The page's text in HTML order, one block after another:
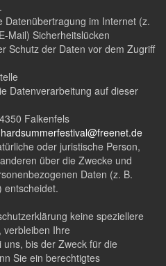
Datenübertragung im Internet (z.
Mail) Sicherheitslücken
Schutz der Daten vor dem Zugriff
Datenverarbeitung auf dieser
Falkenfels
hardsummerfestival@freenet.de
oder juristische Person,
über die Zwecke und
Daten (z. B.
entscheidet.
keine speziellere
verbleiben Ihre
bis der Zweck für die
Sie ein berechtigtes